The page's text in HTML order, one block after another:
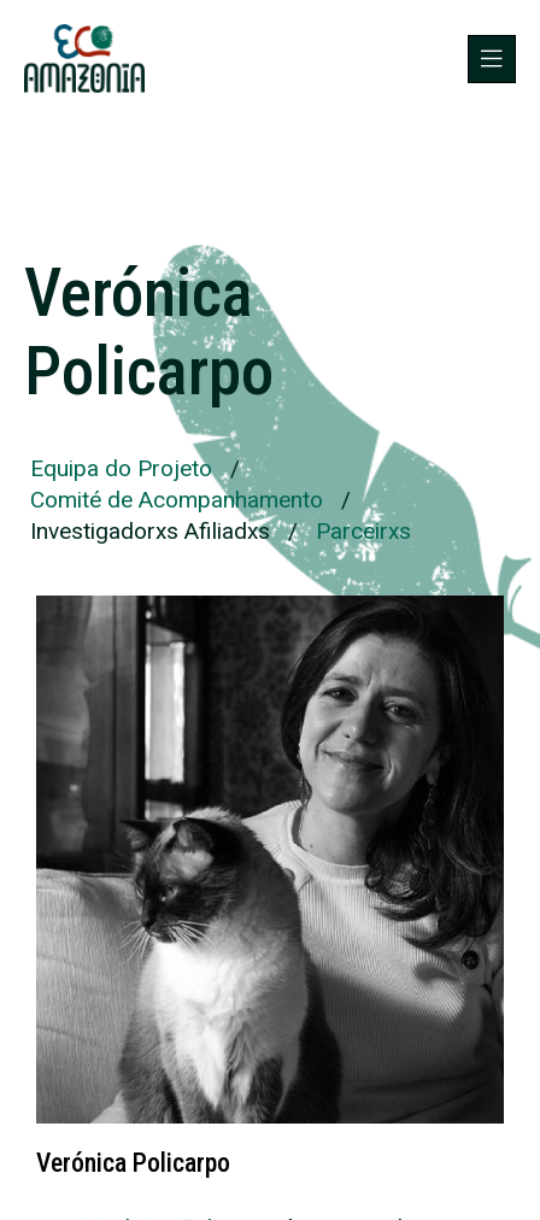
Verónica
Policarpo
Equipa do Projeto/
Comité de Acompanhamento /
Investigadorxs Afiliadxs/ Parceirxs
Verónica Policarpo